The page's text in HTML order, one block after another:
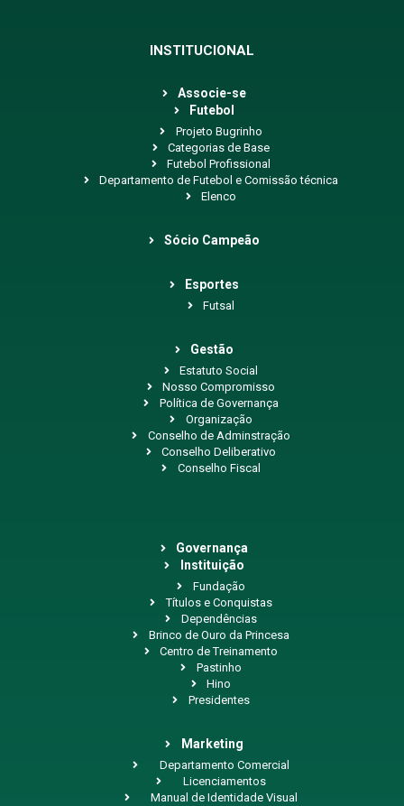
INSTITUCIONAL
Associe-se
Futebol
Projeto Bugrinho
Categorias de Base
Futebol Profissional
Departamento de Futebol e Comissão técnica
Elenco
Sócio Campeão
Esportes
Futsal
Gestão
Estatuto Social
Nosso Compromisso
Política de Governança
Organização
Conselho de Adminstração
Conselho Deliberativo
Conselho Fiscal
Governança
Instituição
Fundação
Títulos e Conquistas
Dependências
Brinco de Ouro da Princesa
Centro de Treinamento
Pastinho
Hino
Presidentes
Marketing
Departamento Comercial
Licenciamentos
Manual de Identidade Visual